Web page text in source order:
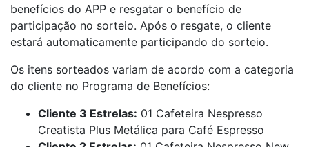
benefícios do APP e resgatar o benefício de
participação no sorteio. Após o resgate, o cliente
estará automaticamente participando do sorteio.
Os itens sorteados variam de acordo com a categoria
do cliente no Programa de Benefícios:
Cliente 3 Estrelas: 01 Cafeteira Nespresso
Creatista Plus Metálica para Café Espresso